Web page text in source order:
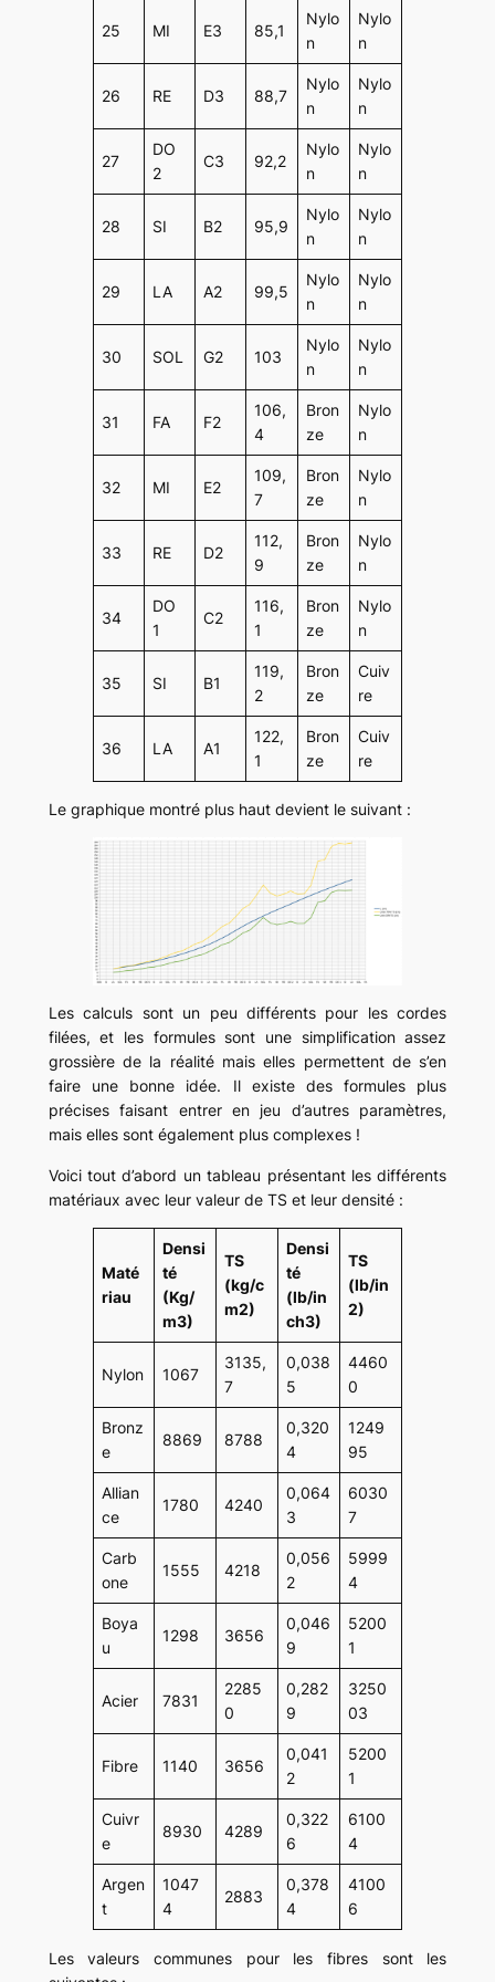
25 MI E3 85,1
Nylo
n
Nylo
n
26 RE D3 88,7
Nylo
n
Nylo
n
27
DO
2
C3 92,2
Nylo
n
Nylo
n
28 SI B2 95,9
Nylo
n
Nylo
n
29 LA A2 99,5
Nylo
n
Nylo
n
30 SOL G2 103
Nylo
n
Nylo
n
31 FA F2
106,
4
Bron
ze
Nylo
n
32 MI E2
109,
7
Bron
ze
Nylo
n
33 RE D2
112,
9
Bron
ze
Nylo
n
34
DO
1
C2
116,
1
Bron
ze
Nylo
n
35 SI B1
119,
2
Bron
ze
Cuiv
re
36 LA A1
122,
1
Bron
ze
Cuiv
re
Le graphique montré plus haut devient le suivant :
Les calculs sont un peu différents pour les cordes
filées, et les formules sont une simplification assez
grossière de la réalité mais elles permettent de s’en
faire une bonne idée. Il existe des formules plus
précises faisant entrer en jeu d’autres paramètres,
mais elles sont également plus complexes !
Voici tout d’abord un tableau présentant les différents
matériaux avec leur valeur de TS et leur densité :
Maté
riau
Densi
té
(Kg/
m3)
TS
(kg/c
m2)
Densi
té
(lb/in
ch3)
TS
(lb/in
2)
Nylon 1067
3135,
7
0,038
5
4460
0
Bronz
e
8869 8788
0,320
4
1249
95
Allian
ce
1780 4240
0,064
3
6030
7
Carb
one
1555 4218
0,056
2
5999
4
Boya
u
1298 3656
0,046
9
5200
1
Acier 7831
2285
0
0,282
9
3250
03
Fibre 1140 3656
0,041
2
5200
1
Cuivr
e
8930 4289
0,322
6
6100
4
Argen
t
1047
4
2883
0,378
4
4100
6
Les valeurs communes pour les fibres sont les